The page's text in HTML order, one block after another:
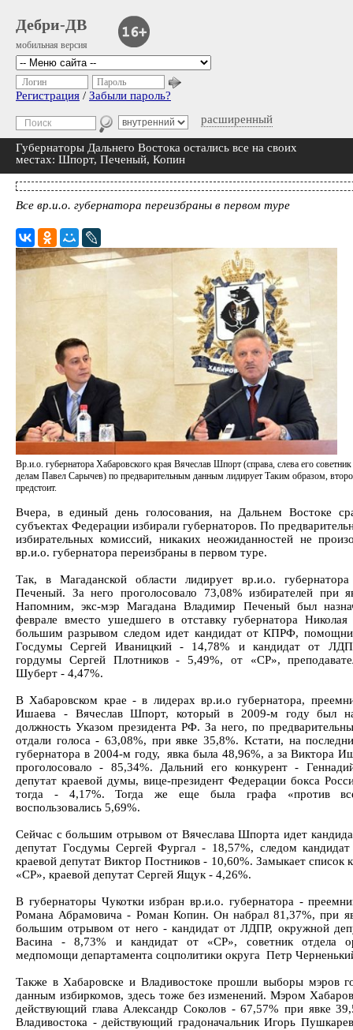
Дебри-ДВ
мобильная версия
расширенный
Логин Пароль
Регистрация / Забыли пароль?
Губернаторы Дальнего Востока остались все на своих
местах: Шпорт, Печеный, Копин
Все вр.и.о. губернатора переизбраны в первом туре
Вр.и.о. губернатора Хабаровского края Вячеслав Шпорт (справа, слева его
делам Павел Сарычев) по предварительным данным лидирует Таким образом,
предстоит.
Вчера, в единый день голосования, на Дальнем Востоке
субъектах Федерации избирали губернаторов. По
избирательных комиссий, никаких неожиданностей не
вр.и.о. губернатора переизбраны в первом туре.
Так, в Магаданской области лидирует вр.и.о.
Печеный. За него проголосовало 73,08% избирателей при
Напомним, экс-мэр Магадана Владимир Печеный был
феврале вместо ушедшего в отставку губернатора
большим разрывом следом идет кандидат от КПРФ,
Госдумы Сергей Иваницкий - 14,78% и кандидат от
гордумы Сергей Плотников - 5,49%, от «СР»,
Шуберт - 4,47%.
В Хабаровском крае - в лидерах вр.и.о губернатора,
Ишаева - Вячеслав Шпорт, который в 2009-м году был
должность Указом президента РФ. За него, по
отдали голоса - 63,08%, при явке 35,8%. Кстати, на
губернатора в 2004-м году, явка была 48,96%, а за Виктора
проголосовало - 85,34%. Дальний его конкурент -
депутат краевой думы, вице-президент Федерации бокса
тогда - 4,17%. Тогда же еще была графа «против
воспользовались 5,69%.
Сейчас с большим отрывом от Вячеслава Шпорта идет
депутат Госдумы Сергей Фургал - 18,57%, следом
краевой депутат Виктор Постников - 10,60%. Замыкает список
«СР», краевой депутат Сергей Ящук - 4,26%.
В губернаторы Чукотки избран вр.и.о. губернатора -
Романа Абрамовича - Роман Копин. Он набрал 81,37%, при
большим отрывом от него - кандидат от ЛДПР, окружной
Васина - 8,73% и кандидат от «СР», советник отдела
медпомощи департамента соцполитики округа Петр
Также в Хабаровске и Владивостоке прошли выборы мэров
данным избиркомов, здесь тоже без изменений. Мэром
действующий глава Александр Соколов - 67,57% при явке
Владивостока - действующий градоначальник Игорь